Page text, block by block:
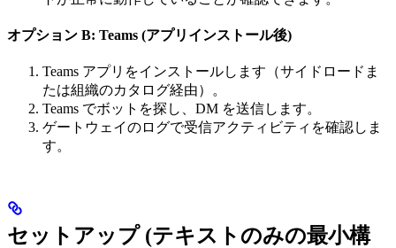
オプション B: Teams (アプリインストール後)
Teams アプリをインストールします（サイドロードま
たは組織のカタログ経由）。
Teams でボットを探し、DM を送信します。
ゲートウェイのログで受信アクティビティを確認しま
す。
セットアップ (テキストのみの最小構